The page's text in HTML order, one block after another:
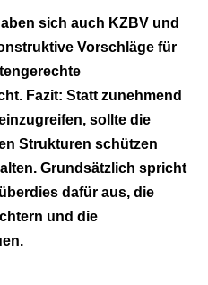
Wandel
größere Erfolge
in Europa
Gesundheitswesen
sich auch KZBV und
Vorschläge für
Fazit: Statt zunehmend
sollte die
Strukturen schützen
Grundsätzlich spricht
dafür aus, die
und die